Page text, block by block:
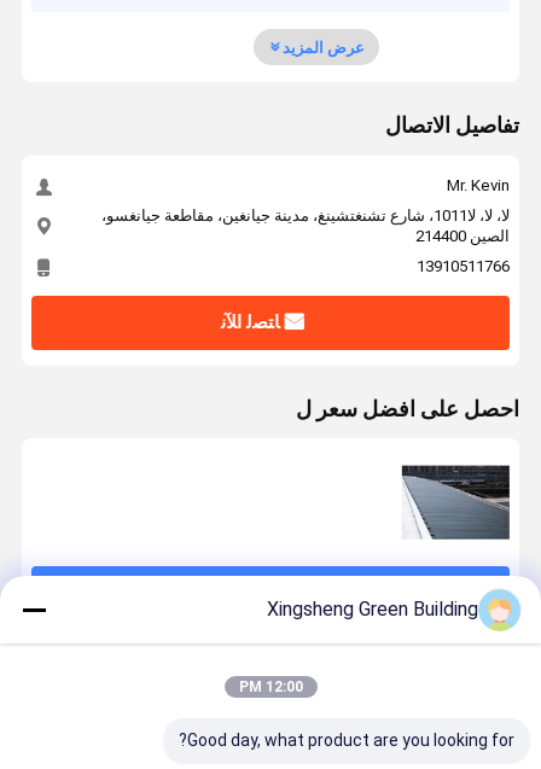
عرض المزيد
تفاصيل الاتصال
Mr. Kevin
لا، لا، لا1011، شارع تشنغتشينغ، مدينة جيانغين، مقاطعة جيانغسو،
الصين 214400
13910511766
ﺎﺘﺼﻟ ﺍﻶﻧ
احصل على افضل سعر ل
Xingsheng Green Building
12:00 PM
Good day, what product are you looking for?